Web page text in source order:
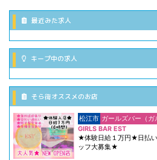
最近みた求人
キープ中の求人
そら街オススメのお店
松江市 ガールズバー（ガ
GIRLS BAR EST
★体験日給１万円★日払
ッフ大募集★